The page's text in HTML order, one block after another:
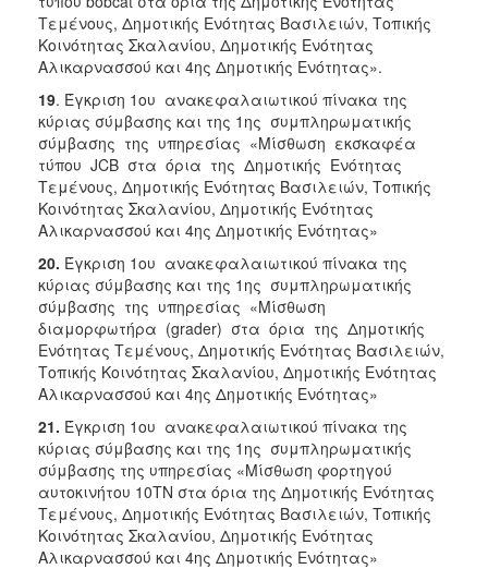
Τεμένους, Δημοτικής Ενότητας Βασιλειών, Τοπικής
Κοινότητας Σκαλανίου, Δημοτικής Ενότητας
Αλικαρνασσού και 4ης Δημοτικής Ενότητας».
19. Έγκριση 1ου ανακεφαλαιωτικού πίνακα της
κύριας σύμβασης και της 1ης συμπληρωματικής
σύμβασης της υπηρεσίας «Μίσθωση εκσκαφέα
τύπου JCB στα όρια της Δημοτικής Ενότητας
Τεμένους, Δημοτικής Ενότητας Βασιλειών, Τοπικής
Κοινότητας Σκαλανίου, Δημοτικής Ενότητας
Αλικαρνασσού και 4ης Δημοτικής Ενότητας»
20. Έγκριση 1ου ανακεφαλαιωτικού πίνακα της
κύριας σύμβασης και της 1ης συμπληρωματικής
σύμβασης της υπηρεσίας «Μίσθωση
διαμορφωτήρα (grader) στα όρια της Δημοτικής
Ενότητας Τεμένους, Δημοτικής Ενότητας Βασιλειών,
Τοπικής Κοινότητας Σκαλανίου, Δημοτικής Ενότητας
Αλικαρνασσού και 4ης Δημοτικής Ενότητας»
21. Έγκριση 1ου ανακεφαλαιωτικού πίνακα της
κύριας σύμβασης και της 1ης συμπληρωματικής
σύμβασης της υπηρεσίας «Μίσθωση φορτηγού
αυτοκινήτου 10ΤΝ στα όρια της Δημοτικής Ενότητας
Τεμένους, Δημοτικής Ενότητας Βασιλειών, Τοπικής
Κοινότητας Σκαλανίου, Δημοτικής Ενότητας
Αλικαρνασσού και 4ης Δημοτικής Ενότητας»